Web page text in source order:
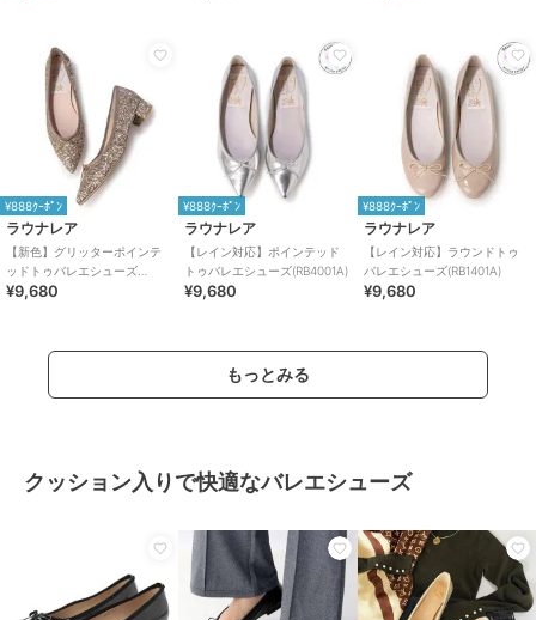
¥888ｸｰﾎﾟﾝ
ラウナレア
【新色】グリッターポインテ
ッドトゥバレエシューズ
(B9601A)
¥9,680
¥888ｸｰﾎﾟﾝ
ラウナレア
【レイン対応】ポインテッド
トゥバレエシューズ(RB4001A)
¥9,680
¥888ｸｰﾎﾟﾝ
ラウナレア
【レイン対応】ラウンドトゥ
バレエシューズ(RB1401A)
¥9,680
もっとみる
クッション入りで快適なバレエシューズ